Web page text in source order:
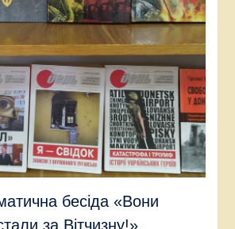
бесіда «Вони
за Вітчизну!»,